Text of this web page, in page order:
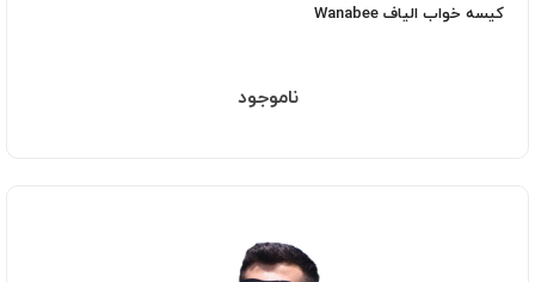
کیسه خواب الیاف Wanabee
ناموجود